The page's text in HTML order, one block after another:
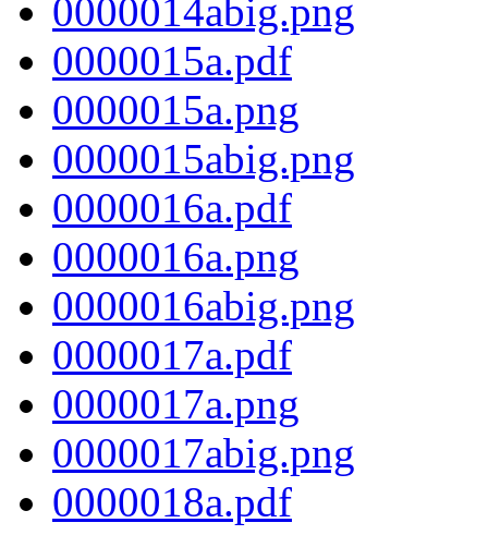
0000014abig.png
0000015a.pdf
0000015a.png
0000015abig.png
0000016a.pdf
0000016a.png
0000016abig.png
0000017a.pdf
0000017a.png
0000017abig.png
0000018a.pdf